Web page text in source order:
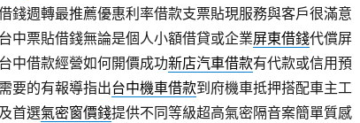
錢週轉最推薦優惠利率借款支票貼現服務與客戶很滿意
中票貼借錢無論是個人小額借貸或企業屏東借錢代償屏
中借款經營如何開價成功新店汽車借款有代款或信用預
要的有報導指出台中機車借款到府機車抵押搭配車主工
首選氣密窗價錢提供不同等級超高氣密隔音案簡單質感